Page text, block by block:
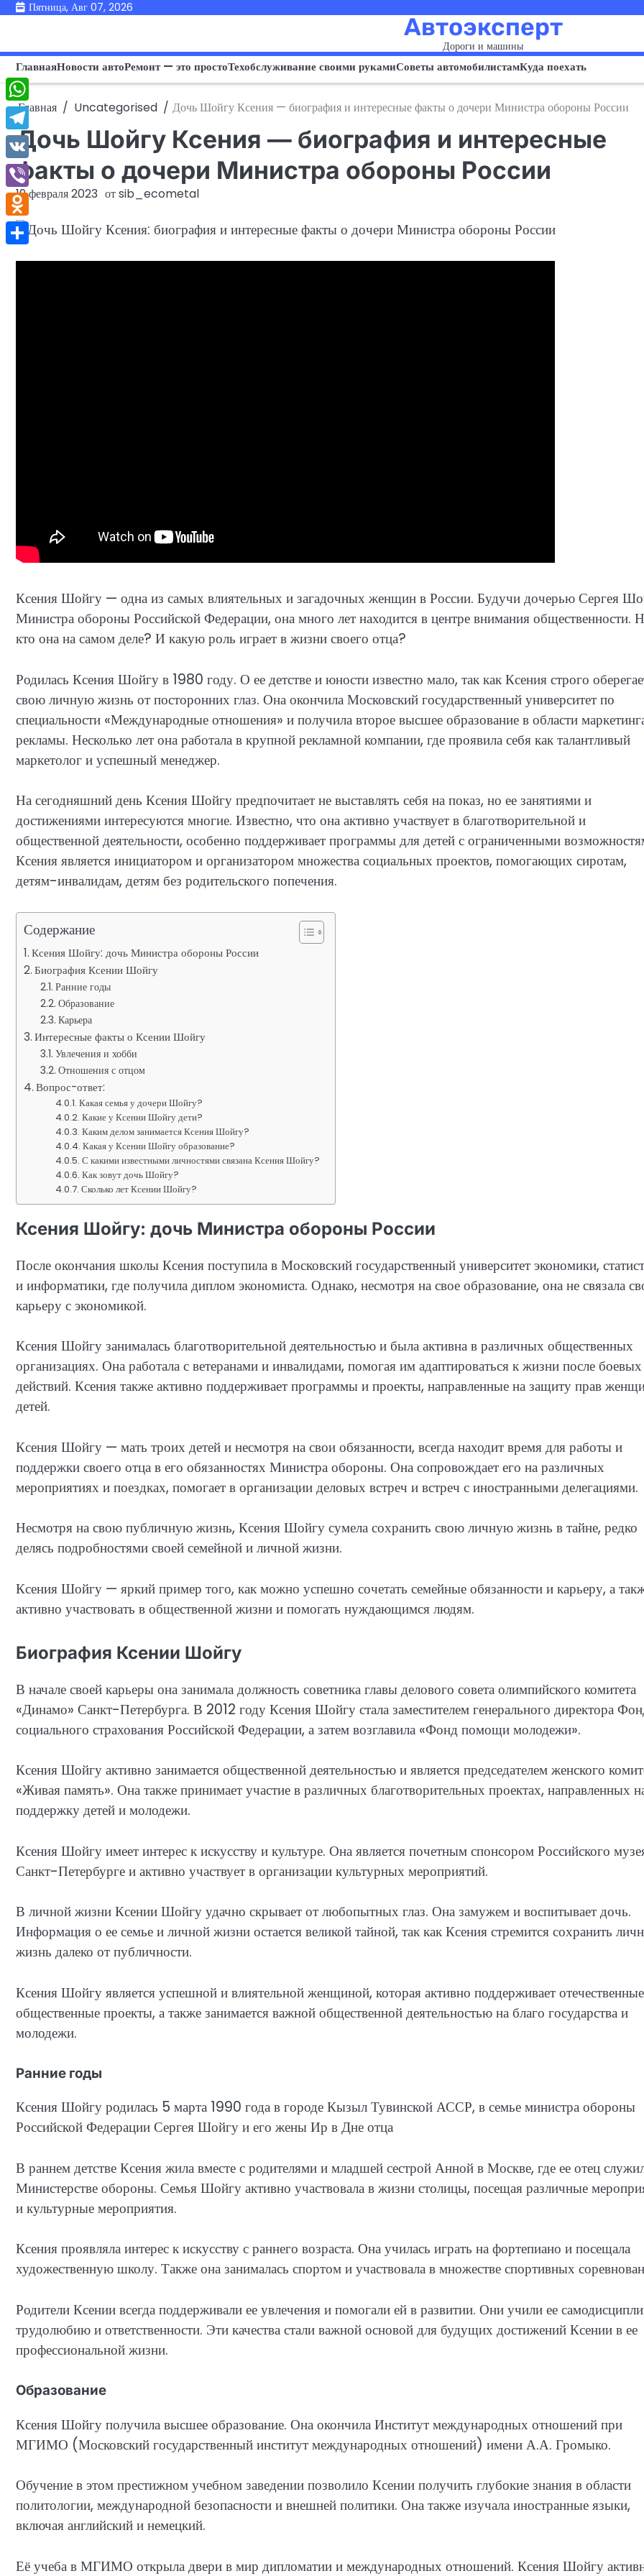
ПерейтиПятница, Авг 07, 2026
Автоэксперт
Дороги и машины
ГлавнаяНовости автоРемонт — это простоТехобслуживание своими рукамиСоветы автомобилистамКуда поехать
Главная Uncategorised Дочь Шойгу Ксения — биография и интересные факты о дочери Министра обороны России
Дочь Шойгу Ксения — биография и интересные
факты о дочери Министра обороны России
19 февраля 2023 отsib_ecometal
Ксения Шойгу — одна из самых влиятельных и загадочных женщин в России. Будучи дочерью Сергея
Министра обороны Российской Федерации, она много лет находится в центре внимания общественности.
кто она на самом деле? И какую роль играет в жизни своего отца?
Родилась Ксения Шойгу в 1980 году. О ее детстве и юности известно мало, так как Ксения строго
свою личную жизнь от посторонних глаз. Она окончила Московский государственный университет по
специальности «Международные отношения» и получила второе высшее образование в области
рекламы. Несколько лет она работала в крупной рекламной компании, где проявила себя как талантливый
маркетолог и успешный менеджер.
На сегодняшний день Ксения Шойгу предпочитает не выставлять себя на показ, но ее занятиями и
достижениями интересуются многие. Известно, что она активно участвует в благотворительной и
общественной деятельности, особенно поддерживает программы для детей с ограниченными
Ксения является инициатором и организатором множества социальных проектов, помогающих сиротам,
детям-инвалидам, детям без родительского попечения.
Содержание
Ксения Шойгу: дочь Министра обороны России
Биография Ксении Шойгу
Ранние годы
Образование
Карьера
Интересные факты о Ксении Шойгу
Увлечения и хобби
Отношения с отцом
Вопрос-ответ:
Какая семья у дочери Шойгу?
Какие у Ксении Шойгу дети?
Каким делом занимается Ксения Шойгу?
Какая у Ксении Шойгу образование?
С какими известными личностями связана Ксения Шойгу?
Как зовут дочь Шойгу?
Сколько лет Ксении Шойгу?
Ксения Шойгу: дочь Министра обороны России
После окончания школы Ксения поступила в Московский государственный университет экономики,
и информатики, где получила диплом экономиста. Однако, несмотря на свое образование, она не связала
карьеру с экономикой.
Ксения Шойгу занималась благотворительной деятельностью и была активна в различных общественных
организациях. Она работала с ветеранами и инвалидами, помогая им адаптироваться к жизни после боевых
действий. Ксения также активно поддерживает программы и проекты, направленные на защиту прав
детей.
Ксения Шойгу — мать троих детей и несмотря на свои обязанности, всегда находит время для работы и
поддержки своего отца в его обязанностях Министра обороны. Она сопровождает его на различных
мероприятиях и поездках, помогает в организации деловых встреч и встреч с иностранными делегациями.
Несмотря на свою публичную жизнь, Ксения Шойгу сумела сохранить свою личную жизнь в тайне, редко
делясь подробностями своей семейной и личной жизни.
Ксения Шойгу — яркий пример того, как можно успешно сочетать семейные обязанности и карьеру, а
активно участвовать в общественной жизни и помогать нуждающимся людям.
Биография Ксении Шойгу
В начале своей карьеры она занимала должность советника главы делового совета олимпийского комитета
«Динамо» Санкт-Петербурга. В 2012 году Ксения Шойгу стала заместителем генерального директора
социального страхования Российской Федерации, а затем возглавила «Фонд помощи молодежи».
Ксения Шойгу активно занимается общественной деятельностью и является председателем женского
«Живая память». Она также принимает участие в различных благотворительных проектах, направленных
поддержку детей и молодежи.
Ксения Шойгу имеет интерес к искусству и культуре. Она является почетным спонсором Российского
Санкт-Петербурге и активно участвует в организации культурных мероприятий.
В личной жизни Ксении Шойгу удачно скрывает от любопытных глаз. Она замужем и воспитывает дочь.
Информация о ее семье и личной жизни остается великой тайной, так как Ксения стремится сохранить
жизнь далеко от публичности.
Ксения Шойгу является успешной и влиятельной женщиной, которая активно поддерживает
общественные проекты, а также занимается важной общественной деятельностью на благо государства и
молодежи.
Ранние годы
Ксения Шойгу родилась 5 марта 1990 года в городе Кызыл Тувинской АССР, в семье министра обороны
Российской Федерации Сергея Шойгу и его жены Ир в Дне отца
В раннем детстве Ксения жила вместе с родителями и младшей сестрой Анной в Москве, где ее отец
Министерстве обороны. Семья Шойгу активно участвовала в жизни столицы, посещая различные
и культурные мероприятия.
Ксения проявляла интерес к искусству с раннего возраста. Она училась играть на фортепиано и посещала
художественную школу. Также она занималась спортом и участвовала в множестве спортивных
Родители Ксении всегда поддерживали ее увлечения и помогали ей в развитии. Они учили ее
трудолюбию и ответственности. Эти качества стали важной основой для будущих достижений Ксении в ее
профессиональной жизни.
Образование
Ксения Шойгу получила высшее образование. Она окончила Институт международных отношений при
МГИМО (Московский государственный институт международных отношений) имени А.А. Громыко.
Обучение в этом престижном учебном заведении позволило Ксении получить глубокие знания в области
политологии, международной безопасности и внешней политики. Она также изучала иностранные языки,
включая английский и немецкий.
Её учеба в МГИМО открыла двери в мир дипломатии и международных отношений. Ксения Шойгу
WhatsApp
Telegram
VK
Viber
Odnoklassniki